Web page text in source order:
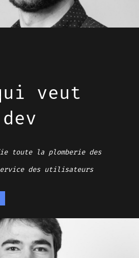
veut
toute la plomberie des
des utilisateurs